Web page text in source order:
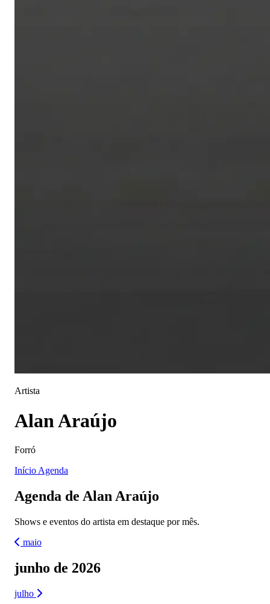
Artista
Alan Araújo
Forró
Início Agenda
Agenda de Alan Araújo
Shows e eventos do artista em destaque por mês.
maio
junho de 2026
julho